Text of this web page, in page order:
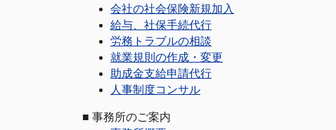
会社の社会保険新規加入
給与、社保手続代行
労務トラブルの相談
就業規則の作成・変更
助成金支給申請代行
人事制度コンサル
■ 事務所のご案内